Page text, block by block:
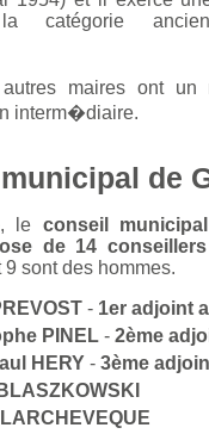
catégorie
maires ont un
interm�diaire.
de
le conseil
de 14
sont des hommes.
- 1er adjoint
PINEL - 2ème
HERY - 3ème